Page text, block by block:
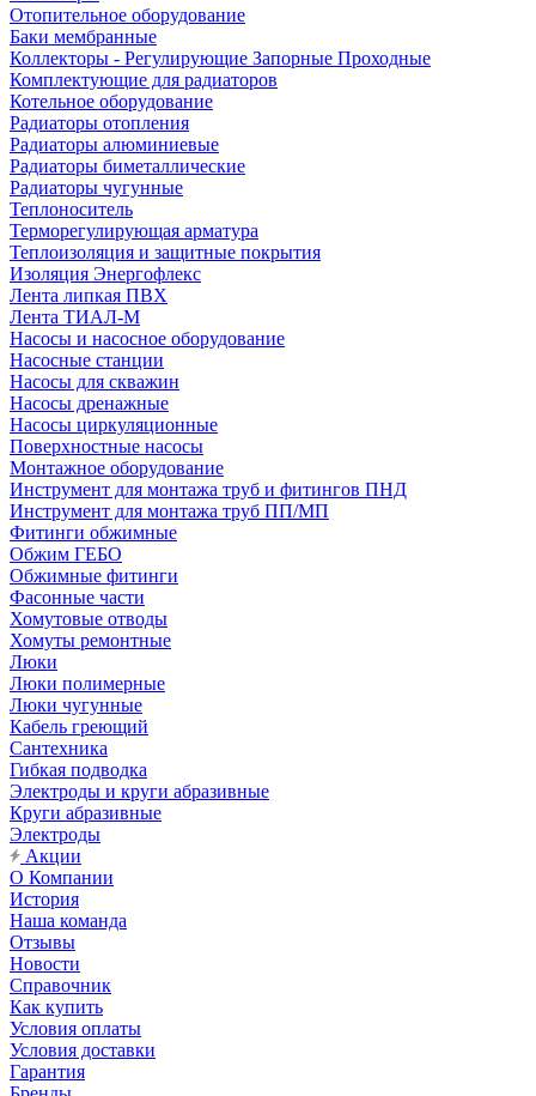
Отопительное оборудование
Баки мембранные
Коллекторы - Регулирующие Запорные Проходные
Комплектующие для радиаторов
Котельное оборудование
Радиаторы отопления
Радиаторы алюминиевые
Радиаторы биметаллические
Радиаторы чугунные
Теплоноситель
Терморегулирующая арматура
Теплоизоляция и защитные покрытия
Изоляция Энергофлекс
Лента липкая ПВХ
Лента ТИАЛ-М
Насосы и насосное оборудование
Насосные станции
Насосы для скважин
Насосы дренажные
Насосы циркуляционные
Поверхностные насосы
Монтажное оборудование
Инструмент для монтажа труб и фитингов ПНД
Инструмент для монтажа труб ПП/МП
Фитинги обжимные
Обжим ГЕБО
Обжимные фитинги
Фасонные части
Хомутовые отводы
Хомуты ремонтные
Люки
Люки полимерные
Люки чугунные
Кабель греющий
Сантехника
Гибкая подводка
Электроды и круги абразивные
Круги абразивные
Электроды
Акции
О Компании
История
Наша команда
Отзывы
Новости
Справочник
Как купить
Условия оплаты
Условия доставки
Гарантия